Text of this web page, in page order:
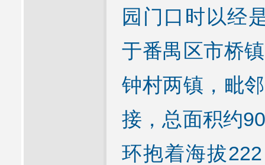
园门口时以经
于番禺区市桥
钟村两镇，毗
接，总面积约
环抱着海拔